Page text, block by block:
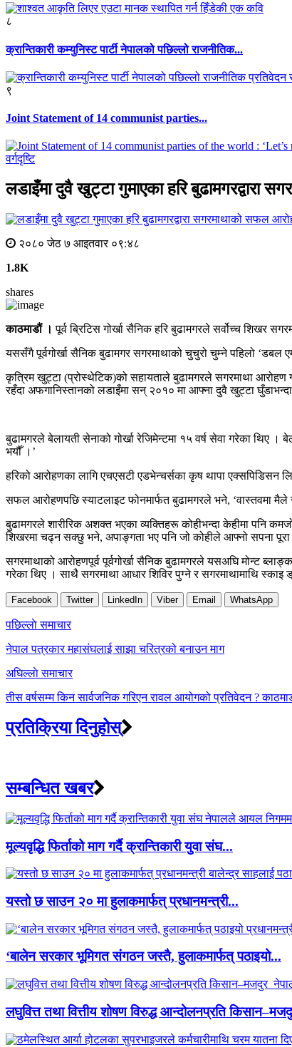
८
क्रान्तिकारी कम्युनिस्ट पार्टी नेपालको पछिल्लो राजनीतिक...
९
Joint Statement of 14 communist parties...
वर्गदृष्टि
लडाइँमा दुवै खुट्टा गुमाएका हरि बुढामगरद्वारा
२०८० जेठ ७ आइतवार ०९:४८
1.8K
shares
काठमाडौं । पूर्व ब्रिटिस गोर्खा सैनिक हरि बुढामगरले सर्वोच्च
यससँगै पूर्वगोर्खा सैनिक बुढामगर सगरमाथाको चुचुरो चुम्ने पहिलो ‘डबल
कृत्रिम खुट्टा (प्रोस्थेटिक)को सहायताले बुढामगरले सगरमाथा आरोहण
रहँदा अफगानिस्तानको लडाइँमा सन् २०१० मा आफ्ना दुवै खुट्टा घुँडाभन्दा
बुढामगरले बेलायती सेनाको गोर्खा रेजिमेन्टमा १५ वर्ष सेवा गरेका थिए
भयौँ ।’
हरिको आरोहणका लागि एचएसटी एडभेन्चर्सका कृष थापा
सफल आरोहणपछि स्याटलाइट फोनमार्फत बुढामगरले भने, ‘वास्तवमा
बुढामगरले शारीरिक अशक्त भएका व्यक्तिहरू कोहीभन्दा केहीमा पनि
शिखरमा चढ्न सक्छु भने, अपाङ्गता भए पनि जो कोहीले आफ्नो सपना पूरा
सगरमाथाको आरोहणपूर्व पूर्वगोर्खा सैनिक बुढामगरले यसअघि मोन्ट
गरेका थिए । साथै सगरमाथा आधार शिविर पुग्ने र सगरमाथामाथि स्काइ
Facebook Twitter LinkedIn Viber Email WhatsApp
Post
navigation
पछिल्लाे समाचार
नेपाल पत्रकार महासंघलाई साझा चरित्रको बनाउन माग
अघिल्लाे समाचार
तीस वर्षसम्म किन सार्वजनिक गरिएन रावल आयोगको प्रतिवेदन ?
प्रतिक्रिया दिनुहोस्
सम्बन्धित खबर
मूल्यवृद्धि फिर्ताको माग गर्दै क्रान्तिकारी युवा संघ...
यस्तो छ साउन २० मा हुलाकमार्फत् प्रधानमन्त्री...
‘बालेन सरकार भूमिगत संगठन जस्तै, हुलाकमार्फत् पठाइयो...
लघुवित्त तथा वित्तीय शोषण विरुद्ध आन्दोलनप्रति